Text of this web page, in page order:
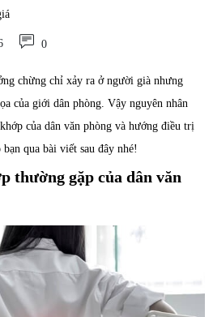
0
chừng chỉ xảy ra ở người già nhưng
của giới dân phòng. Vậy nguyên nhân
của dân văn phòng và hướng điều trị
bạn qua bài viết sau đây nhé!
thường gặp của dân văn